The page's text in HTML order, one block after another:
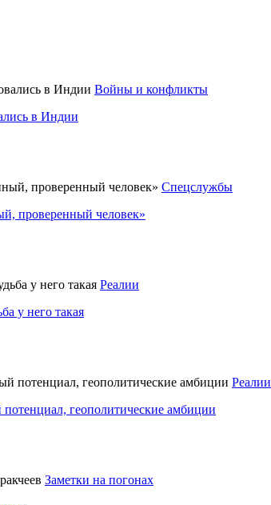
Войны и конфликты
в Индии
Спецслужбы
проверенный человек»
Реалии
у него такая
Реалии
геополитические амбиции
Заметки на погонах